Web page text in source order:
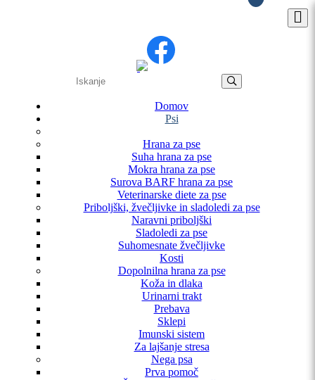
Domov
Psi
Hrana za pse
Suha hrana za pse
Mokra hrana za pse
Surova BARF hrana za pse
Veterinarske diete za pse
Priboljški, žvečljivke in sladoledi za pse
Naravni priboljški
Sladoledi za pse
Suhomesnate žvečljivke
Kosti
Dopolnilna hrana za pse
Koža in dlaka
Urinarni trakt
Prebava
Sklepi
Imunski sistem
Za lajšanje stresa
Nega psa
Prva pomoč